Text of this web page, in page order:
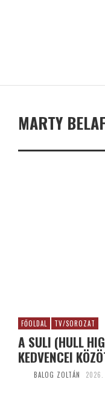
MARTY
FŐOLDAL TV/SOROZAT
A SULI (HULL
KEDVENCEI
BALOG ZOLTÁN 2026.